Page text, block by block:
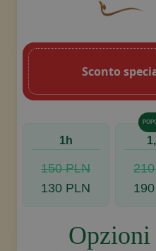
Sconto
1h
150 PLN
130 PLN